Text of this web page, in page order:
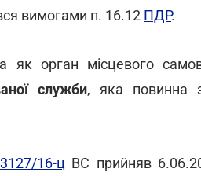
вимогами п. 16.12 ПДР.
орган місцевого
служби, яка повинна
16-ц ВС прийняв